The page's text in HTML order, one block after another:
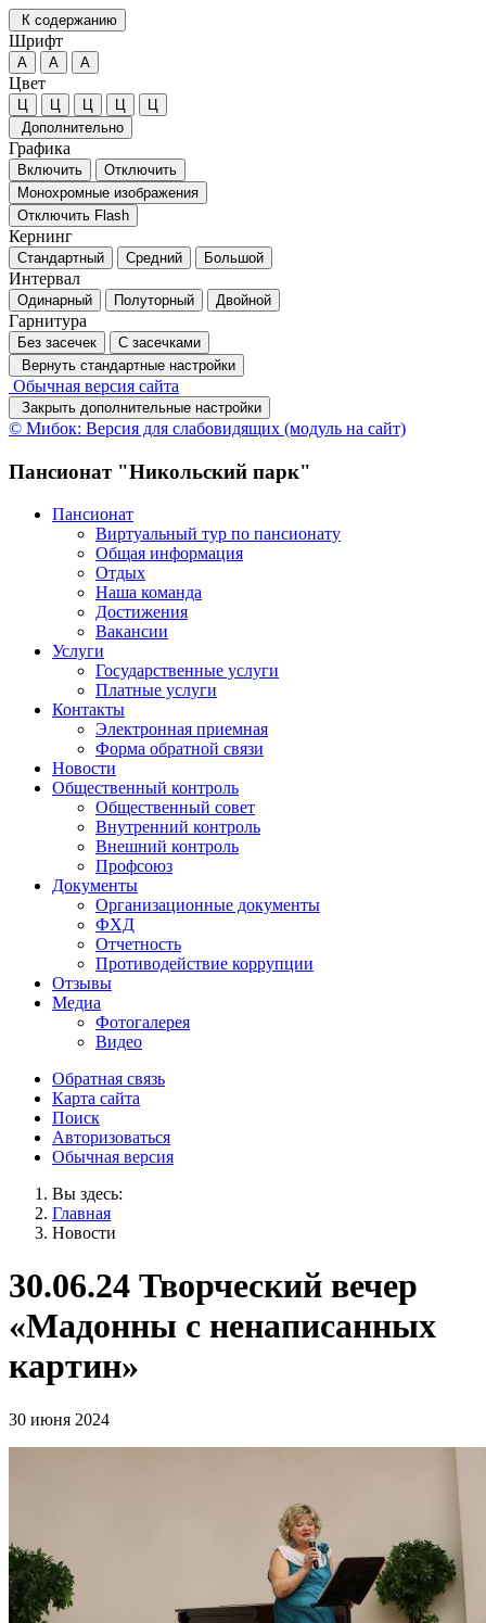
К содержанию
Шрифт
А А А
Цвет
Ц Ц Ц Ц
Ц
Дополнительно
Графика
Включить
Отключить
Монохромные изображения
Отключить Flash
Кернинг
Стандартный Средний Большой
Интервал
Одинарный Полуторный Двойной
Гарнитура
Без засечек
С засечками
Вернуть стандартные настройки
Обычная версия сайта
Закрыть дополнительные настройки
© Мибок: Версия для слабовидящих (модуль на сайт)
Пансионат "Никольский парк"
Пансионат
Виртуальный тур по пансионату
Общая информация
Отдых
Наша команда
Достижения
Вакансии
Услуги
Государственные услуги
Платные услуги
Контакты
Электронная приемная
Форма обратной связи
Новости
Общественный контроль
Общественный совет
Внутренний контроль
Внешний контроль
Профсоюз
Документы
Организационные документы
ФХД
Отчетность
Противодействие коррупции
Отзывы
Медиа
Фотогалерея
Видео
Обратная связь
Карта сайта
Поиск
Авторизоваться
Обычная версия
Вы здесь:
Главная
Новости
30.06.24 Творческий вечер
«Мадонны с ненаписанных
картин»
30 июня 2024